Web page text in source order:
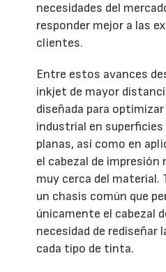
necesidades del
responder mejor a las
clientes.
Entre estos avances
inkjet de mayor
diseñada para
industrial en
planas, así como en
el cabezal de impresión
muy cerca del material.
un chasis común que
únicamente el cabezal
necesidad de rediseñar
cada tipo de tinta.